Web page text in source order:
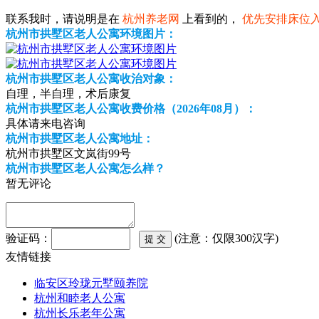
联系我时，请说明是在 杭州养老网 上看到的， 优先安排床位
杭州市拱墅区老人公寓环境图片：
杭州市拱墅区老人公寓收治对象：
自理，半自理，术后康复
杭州市拱墅区老人公寓收费价格（2026年08月）：
具体请来电咨询
杭州市拱墅区老人公寓地址：
杭州市拱墅区文岚街99号
杭州市拱墅区老人公寓怎么样？
暂无评论
验证码：
(注意：仅限300汉字)
友情链接
临安区玲珑元墅颐养院
杭州和睦老人公寓
杭州长乐老年公寓